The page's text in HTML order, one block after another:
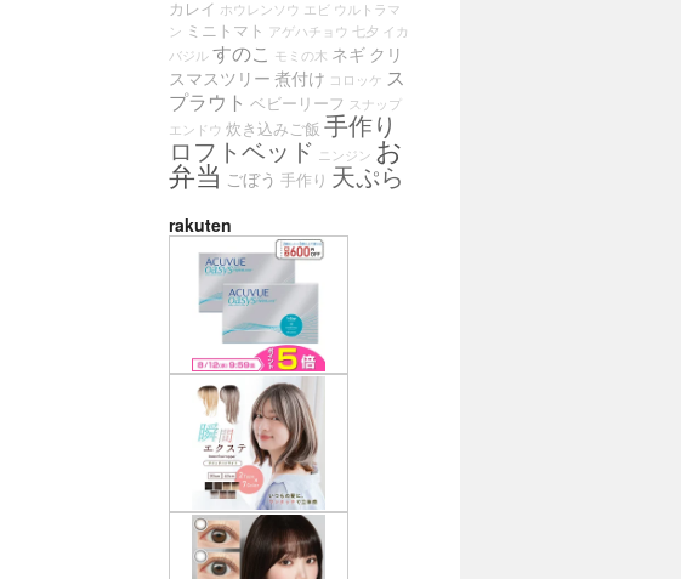
カレイ ホウレンソウ エビ ウルトラマ
ン ミニトマト アゲハチョウ 七夕 イカ
バジル すのこ モミの木 ネギ クリ
スマスツリー 煮付け コロッケ ス
プラウト ベビーリーフ スナップ
エンドウ 炊き込みご飯 手作り
ロフトベッド
ニンジン お
弁当 ごぼう 手作り 天ぷら
rakuten